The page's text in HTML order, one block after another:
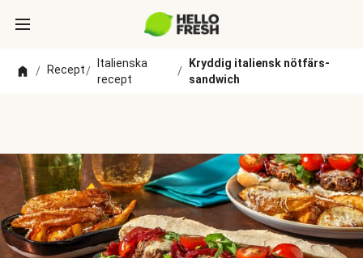
/ Recept/
Italienska
recept
/
Kryddig italiensk nötfärs-
sandwich